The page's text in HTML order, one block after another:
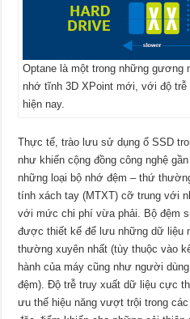
Optane là một trong những gương
nhớ tĩnh 3D XPoint mới, với độ
hiện nay.
Thực tế, trào lưu sử dụng ổ SSD
như khiến cộng đồng công nghệ
những loại bộ nhớ đệm – thứ
tính xách tay (MTXT) cỡ trung với
với mức chi phí vừa phải. Bộ đệm
được thiết kế để lưu những dữ liệu
thường xuyên nhất (tùy thuộc vào
hành của máy cũng như người
đệm). Độ trễ truy xuất dữ liệu cực
ưu thế hiệu năng vượt trội trong